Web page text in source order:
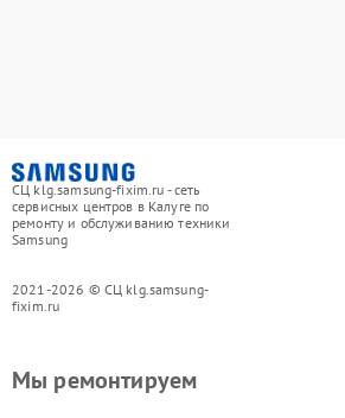
СЦ klg.samsung-fixim.ru - сеть
сервисных центров в Калуге по
ремонту и обслуживанию техники
Samsung
2021-2026 © СЦ klg.samsung-
fixim.ru
Мы ремонтируем